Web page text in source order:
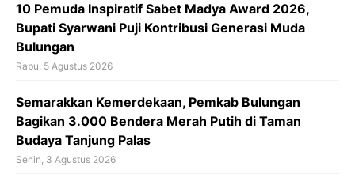
10 Pemuda Inspiratif Sabet Madya Award 2026,
Bupati Syarwani Puji Kontribusi Generasi Muda
Bulungan
Rabu, 5 Agustus 2026
Semarakkan Kemerdekaan, Pemkab Bulungan
Bagikan 3.000 Bendera Merah Putih di Taman
Budaya Tanjung Palas
Senin, 3 Agustus 2026